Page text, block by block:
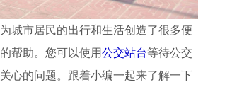
城市居民的出行和生活创造了很多便
帮助。您可以使用公交站台等待公交
心的问题。跟着小编一起来了解一下